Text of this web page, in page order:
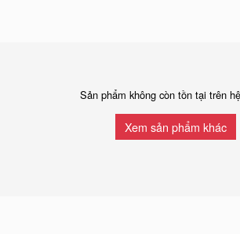
Sản phẩm không còn tồn tại trên
Xem sản phẩm khác